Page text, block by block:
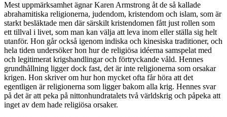
Mest uppmärksamhet ägnar Karen Armstrong åt de så kallade
abrahamitiska religionerna, judendom, kristendom och islam, som är
starkt besläktade men där särskilt kristendomen fått just rollen som
ett tillval i livet, som man kan välja att leva inom eller ställa sig helt
utanför. Hon går också igenom indiska och kinesiska traditioner, och
hela tiden undersöker hon hur de religiösa idéerna samspelat med
och legitimerat krigshandlingar och förtryckande våld. Hennes
grundhållning ligger dock fast, det är inte religionerna som orsakar
krigen. Hon skriver om hur hon mycket ofta får höra att det
egentligen är religionerna som ligger bakom alla krig. Hennes svar
på det är att peka på nittonhundratalets två världskrig och påpeka att
inget av dem hade religiösa orsaker.